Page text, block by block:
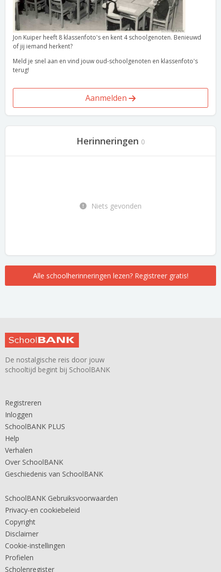
Jon Kuiper heeft 8 klassenfoto's en kent 4 schoolgenoten. Benieuwd
of jij iemand herkent?
Meld je snel aan en vind jouw oud-schoolgenoten en klassenfoto's
terug!
Aanmelden
Herinneringen 0
Niets gevonden
Alle schoolherinneringen lezen? Registreer gratis!
De nostalgische reis door jouw
schooltijd begint bij SchoolBANK
Registreren
Inloggen
SchoolBANK PLUS
Help
Verhalen
Over SchoolBANK
Geschiedenis van SchoolBANK
SchoolBANK Gebruiksvoorwaarden
Privacy-en cookiebeleid
Copyright
Disclaimer
Cookie-instellingen
Profielen
Scholenregister